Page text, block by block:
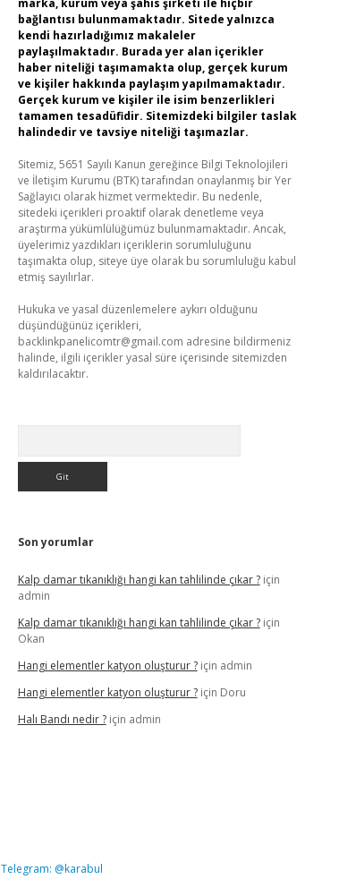
marka, kurum veya şahıs şirketi ile hiçbir
bağlantısı bulunmamaktadır. Sitede yalnızca
kendi hazırladığımız makaleler
paylaşılmaktadır. Burada yer alan içerikler
haber niteliği taşımamakta olup, gerçek kurum
ve kişiler hakkında paylaşım yapılmamaktadır.
Gerçek kurum ve kişiler ile isim benzerlikleri
tamamen tesadüfidir. Sitemizdeki bilgiler taslak
halindedir ve tavsiye niteliği taşımazlar.
Sitemiz, 5651 Sayılı Kanun gereğince Bilgi Teknolojileri
ve İletişim Kurumu (BTK) tarafından onaylanmış bir Yer
Sağlayıcı olarak hizmet vermektedir. Bu nedenle,
sitedeki içerikleri proaktif olarak denetleme veya
araştırma yükümlülüğümüz bulunmamaktadır. Ancak,
üyelerimiz yazdıkları içeriklerin sorumluluğunu
taşımakta olup, siteye üye olarak bu sorumluluğu kabul
etmiş sayılırlar.
Hukuka ve yasal düzenlemelere aykırı olduğunu
düşündüğünüz içerikleri,
backlinkpanelicomtr@gmail.com adresine bildirmeniz
halinde, ilgili içerikler yasal süre içerisinde sitemizden
kaldırılacaktır.
Son yorumlar
Kalp damar tıkanıklığı hangi kan tahlilinde çıkar ?için
admin
Kalp damar tıkanıklığı hangi kan tahlilinde çıkar ?için
Okan
Hangi elementler katyon oluşturur ?için admin
Hangi elementler katyon oluşturur ?için Doru
Halı Bandı nedir ?için admin
Telegram: @karabul